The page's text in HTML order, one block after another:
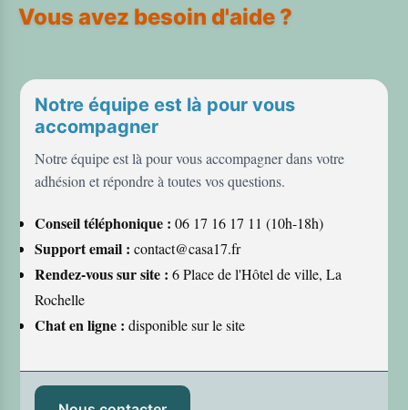
Vous avez besoin d'aide ?
Notre équipe est là pour vous
accompagner
Notre équipe est là pour vous accompagner dans votre
adhésion et répondre à toutes vos questions.
Conseil téléphonique : 06 17 16 17 11 (10h-18h)
Support email : contact@casa17.fr
Rendez-vous sur site : 6 Place de l'Hôtel de ville, La
Rochelle
Chat en ligne : disponible sur le site